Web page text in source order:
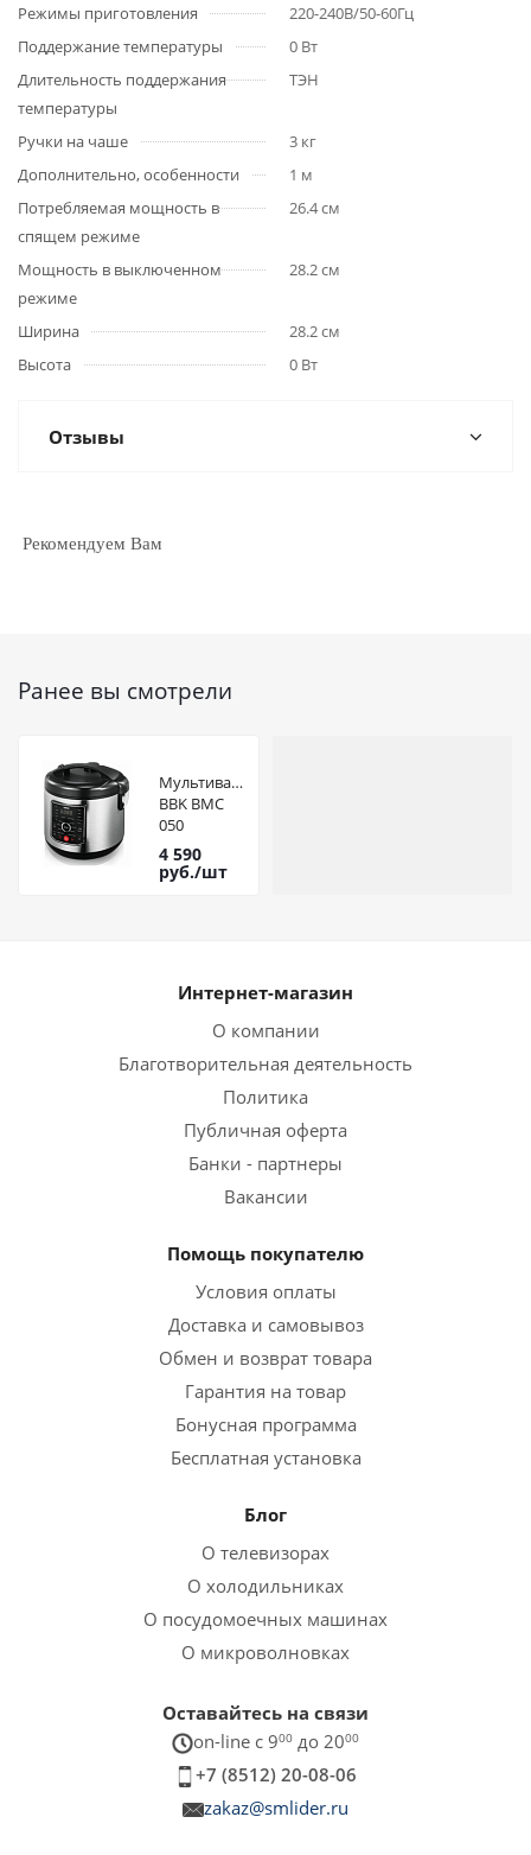
Режимы приготовления
220-240В/50-60Гц
Поддержание температуры
0 Вт
Длительность поддержания
температуры
ТЭН
Ручки на чаше
3 кг
Дополнительно, особенности
1 м
Потребляемая мощность в
спящем режиме
26.4 см
Мощность в выключенном
режиме
28.2 см
Ширина
28.2 см
Высота
0 Вт
Отзывы
Рекомендуем Вам
Ранее вы смотрели
Мультиварка
BBK BMC
050
4 590
руб./шт
Интернет-магазин
О компании
Благотворительная деятельность
Политика
Публичная оферта
Банки - партнеры
Вакансии
Помощь покупателю
Условия оплаты
Доставка и самовывоз
Обмен и возврат товара
Гарантия на товар
Бонусная программа
Бесплатная установка
Блог
О телевизорах
О холодильниках
О посудомоечных машинах
О микроволновках
Оставайтесь на связи
on-line c 900 до 2000
+7 (8512) 20-08-06
zakaz@smlider.ru